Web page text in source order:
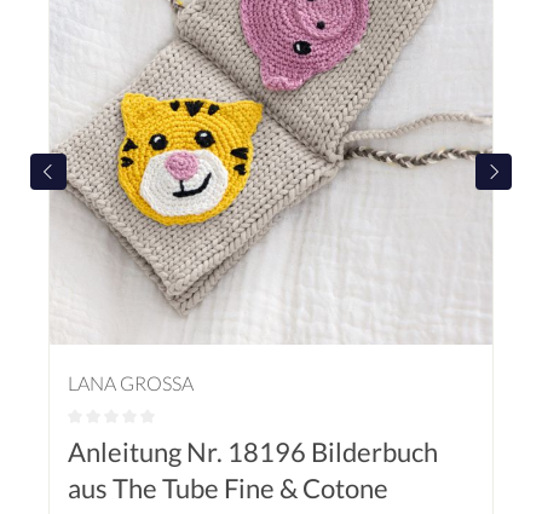
LANA GROSSA
Anleitung Nr. 18196 Bilderbuch
aus The Tube Fine & Cotone